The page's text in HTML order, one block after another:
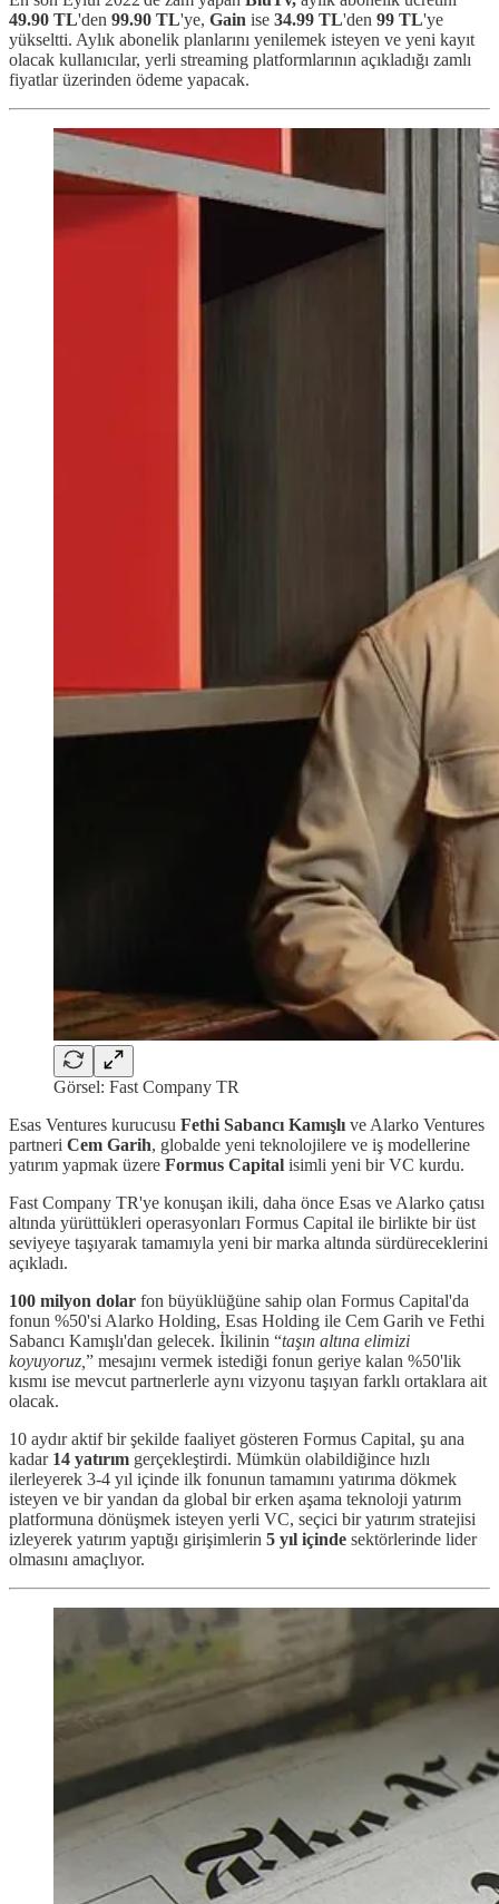
49.90 TL'den 99.90 TL'ye, Gain ise 34.99 TL'den 99 TL'ye
yükseltti. Aylık abonelik planlarını yenilemek isteyen ve yeni kayıt
olacak kullanıcılar, yerli streaming platformlarının açıkladığı zamlı
fiyatlar üzerinden ödeme yapacak.
Görsel: Fast Company TR
Esas Ventures kurucusu Fethi Sabancı Kamışlı ve Alarko Ventures
partneri Cem Garih, globalde yeni teknolojilere ve iş modellerine
yatırım yapmak üzere Formus Capital isimli yeni bir VC kurdu.
Fast Company TR'ye konuşan ikili, daha önce Esas ve Alarko çatısı
altında yürüttükleri operasyonları Formus Capital ile birlikte bir üst
seviyeye taşıyarak tamamıyla yeni bir marka altında sürdüreceklerini
açıkladı.
100 milyon dolar fon büyüklüğüne sahip olan Formus Capital'da
fonun %50'si Alarko Holding, Esas Holding ile Cem Garih ve Fethi
Sabancı Kamışlı'dan gelecek. İkilinin “taşın altına elimizi
koyuyoruz, ” mesajını vermek istediği fonun geriye kalan %50'lik
kısmı ise mevcut partnerlerle aynı vizyonu taşıyan farklı ortaklara ait
olacak.
10 aydır aktif bir şekilde faaliyet gösteren Formus Capital, şu ana
kadar 14 yatırım gerçekleştirdi. Mümkün olabildiğince hızlı
ilerleyerek 3-4 yıl içinde ilk fonunun tamamını yatırıma dökmek
isteyen ve bir yandan da global bir erken aşama teknoloji yatırım
platformuna dönüşmek isteyen yerli VC, seçici bir yatırım stratejisi
izleyerek yatırım yaptığı girişimlerin 5 yıl içinde sektörlerinde lider
olmasını amaçlıyor.